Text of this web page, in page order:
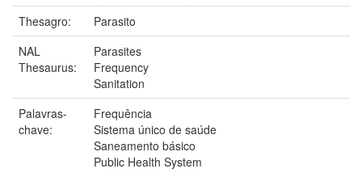
Thesagro:
Parasito
NAL
Thesaurus:
Parasites
Frequency
Sanitation
Palavras-
chave:
Frequência
Sistema único de saúde
Saneamento básico
Public Health System